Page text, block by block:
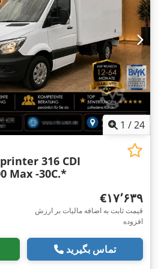
1 /24
316 CDI
Max -30C.*
‎€۱۷٬۶۳۹
قیمت ثابت به اضافه مالیات بر ارزش
افزوده
تماس بگیرید